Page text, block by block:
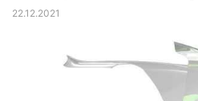
22.12.2021